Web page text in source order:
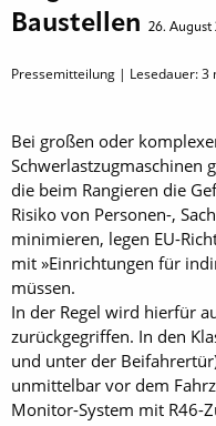
Baustellen
26. August
Pressemitteilung | Lesedauer:3
Bei großen oder
Schwerlastzugmaschinen
die beim Rangieren die
Risiko von Personen-,
minimieren, legen EU-
mit »Einrichtungen für
müssen.
In der Regel wird hierfür
zurückgegriffen. In den
und unter der
unmittelbar vor dem
Monitor-System mit R46-